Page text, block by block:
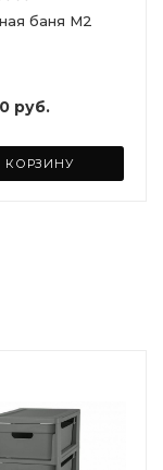
баня М2
руб.
КОРЗИНУ